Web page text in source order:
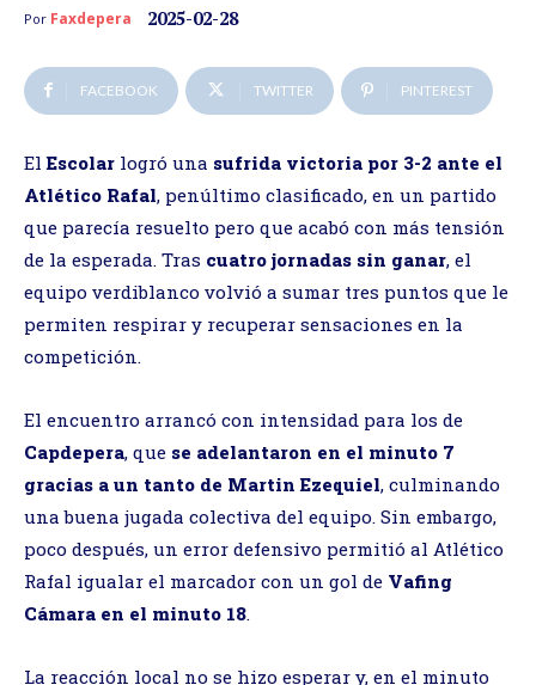
Por Faxdepera 2025-02-28
FACEBOOK TWITTER PINTEREST
ElEscolar logró una sufrida victoria por 3-2 ante el
Atlético Rafal, penúltimo clasificado, en un partido
que parecía resuelto pero que acabó con más tensión
de la esperada. Tras cuatro jornadas sin ganar, el
equipo verdiblanco volvió a sumar tres puntos que le
permiten respirar y recuperar sensaciones en la
competición.
El encuentro arrancó con intensidad para los de
Capdepera, que se adelantaron en el minuto 7
gracias a un tanto de Martin Ezequiel, culminando
una buena jugada colectiva del equipo. Sin embargo,
poco después, un error defensivo permitió al Atlético
Rafal igualar el marcador con un gol de Vafing
Cámara en el minuto 18.
La reacción local no se hizo esperar y, en el minuto